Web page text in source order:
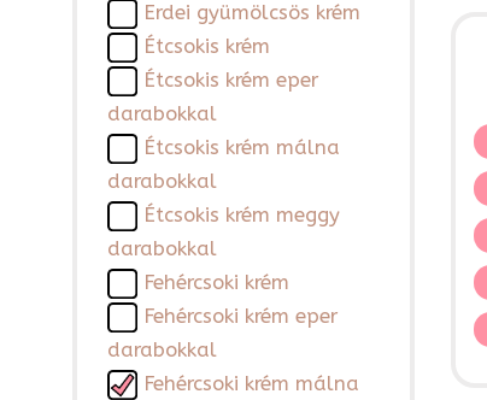
Erdei gyümölcsös krém
Étcsokis krém
Étcsokis krém eper
darabokkal
Étcsokis krém málna
darabokkal
Étcsokis krém meggy
darabokkal
Fehércsoki krém
Fehércsoki krém eper
darabokkal
Fehércsoki krém málna